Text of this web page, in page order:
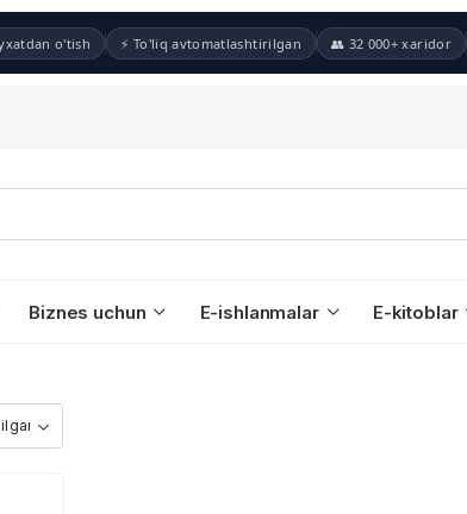
o'tish ⚡ To'liq avtomatlashtirilgan 👥 32 000+ xaridor
Biznes uchun E-ishlanmalar E-kitoblar